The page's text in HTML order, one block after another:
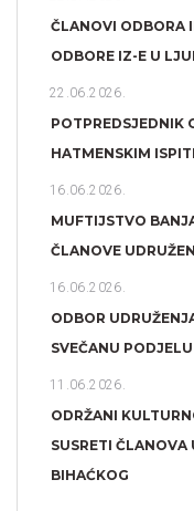
ČLANOVI ODBORA
ODBORE IZ-E U
22.06.2026.
POTPREDSJEDNIK
HATMENSKIM
16.06.2026.
MUFTIJSTVO
ČLANOVE
16.06.2026.
ODBOR
SVEČANU
11.06.2026.
ODRŽANI
SUSRETI
BIHAĆKOG